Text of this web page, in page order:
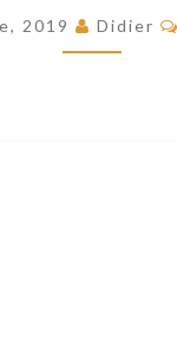
TOUR
FINAL
2019 Didier